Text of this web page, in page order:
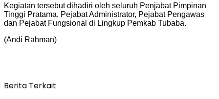
Kegiatan tersebut dihadiri oleh seluruh Penjabat Pimpinan
Tinggi Pratama, Pejabat Administrator, Pejabat Pengawas
dan Pejabat Fungsional di Lingkup Pemkab Tubaba.
(Andi Rahman)
Berita Terkait